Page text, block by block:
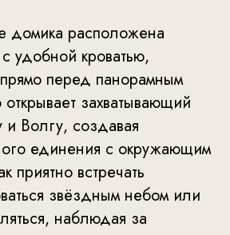
домика расположена
удобной кроватью,
перед панорамным
захватывающий
Волгу, создавая
единения с окружающим
приятно встречать
звёздным небом или
наблюдая за